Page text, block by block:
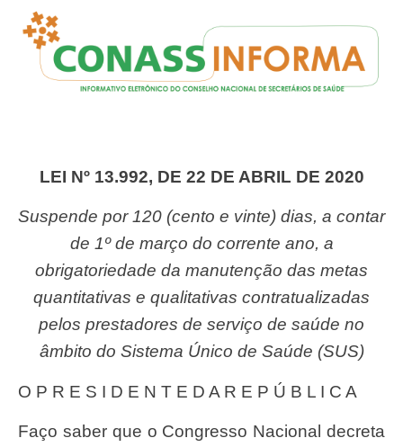
LEI Nº 13.992, DE 22 DE ABRIL DE 2020
Suspende por 120 (cento e vinte) dias, a contar
de 1º de março do corrente ano, a
obrigatoriedade da manutenção das metas
quantitativas e qualitativas contratualizadas
pelos prestadores de serviço de saúde no
âmbito do Sistema Único de Saúde (SUS)
O P R E S I D E N T E D A R E P Ú B L I C A
Faço saber que o Congresso Nacional decreta